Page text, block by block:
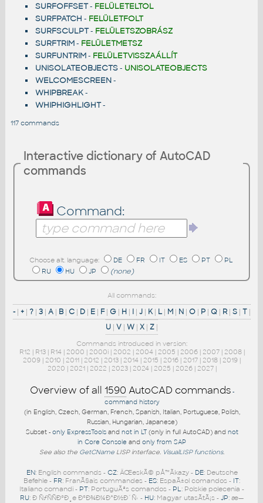
SURFOFFSET- FELÜLETELTOL
SURFPATCH - FELÜLETFOLT
SURFSCULPT- FELÜLETSZOBRÁSZ
SURFTRIM- FELÜLETMETSZ
SURFUNTRIM- FELÜLETVISSZAÁLLÍT
UNISOLATEOBJECTS- UNISOLATEOBJECTS
WELCOMESCREEN-
WHIPBREAK-
WHIPHIGHLIGHT-
117 commands
Interactive dictionary of AutoCAD
commands
Command:
Choose alt. language: DE FR IT ES PT
PL
RU
HU JP (none)
All commands:
- | + | ? | 3 | A | B | C | D | E | F| G | H | I | J | K| L | M | N | O | P | Q | R | S | T |
U | V | W | X | Z |
Commands introduced in version:
R12 | R13| R14| 2000 | 2000i| 2002 | 2004| 2005 | 2006| 2007| 2008|
2009 | 2010 | 2011 | 2012 | 2013 | 2014 | 2015 | 2016 | 2017 | 2018 | 2019 |
2020 | 2021| 2022 | 2023| 2024| 2025 | 2026| 2027|
Overview of all 1590 AutoCAD commands -
command history
(in English, Czech, German, French, Spanish, Italian, Portuguese, Polish,
Russian, Hungarian, Japanese)
Subset - only ExpressToolsand not in LT(only in full AutoCAD) and not
in Core Console and only from SAP
See also the GetCName LISP interface. VisualLISP functions.
EN: English commands - CZ: ÄŒeskÃ© pÅ™Ã­kazy - DE: Deutsche
Befehle - FR: FranÃ§ais commandes - ES: EspaÃ±ol comandos - IT:
Italiano comandi - PT: PortuguÃªs comandos - PL: Polskie polecenia -
RU: Ð ÑƒÑÑÐºÐ¸e ÐºÐ¾Ð¼Ð°Ð½Ð´Ñ‹ - HU: Magyar utasÃ­tÃ¡s - JP: æ—